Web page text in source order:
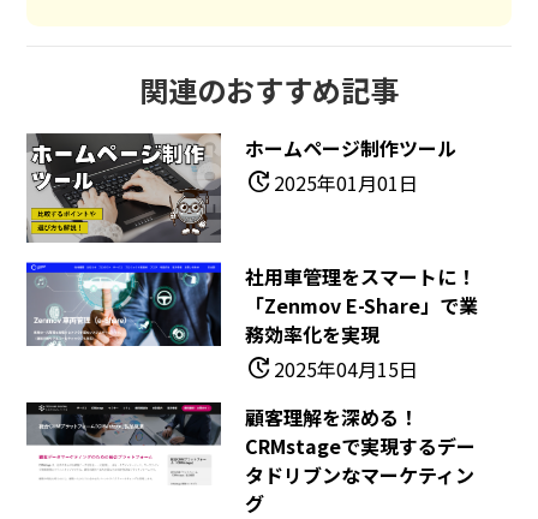
関連のおすすめ記事
ホームページ制作ツール
update2025年01月01日
社用車管理をスマートに！
「Zenmov E-Share」で業
務効率化を実現
update2025年04月15日
顧客理解を深める！
CRMstageで実現するデー
タドリブンなマーケティン
グ